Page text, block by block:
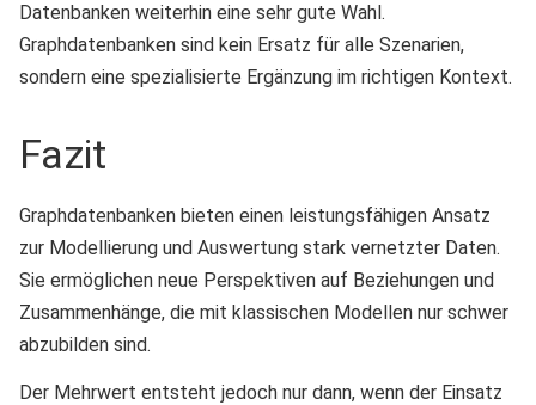
Datenbanken weiterhin eine sehr gute Wahl.
Graphdatenbanken sind kein Ersatz für alle Szenarien,
sondern eine spezialisierte Ergänzung im richtigen Kontext.
Fazit
Graphdatenbanken bieten einen leistungsfähigen Ansatz
zur Modellierung und Auswertung stark vernetzter Daten.
Sie ermöglichen neue Perspektiven auf Beziehungen und
Zusammenhänge, die mit klassischen Modellen nur schwer
abzubilden sind.
Der Mehrwert entsteht jedoch nur dann, wenn der Einsatz